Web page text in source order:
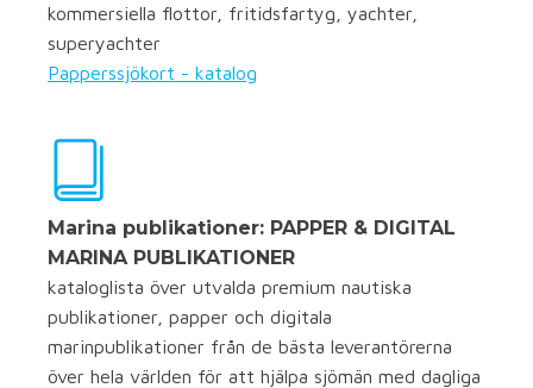
kommersiella flottor, fritidsfartyg, yachter,
superyachter
Papperssjökort - katalog
Marina publikationer: PAPPER & DIGITAL
MARINA PUBLIKATIONER
kataloglista över utvalda premium nautiska
publikationer, papper och digitala
marinpublikationer från de bästa leverantörerna
över hela världen för att hjälpa sjömän med dagliga